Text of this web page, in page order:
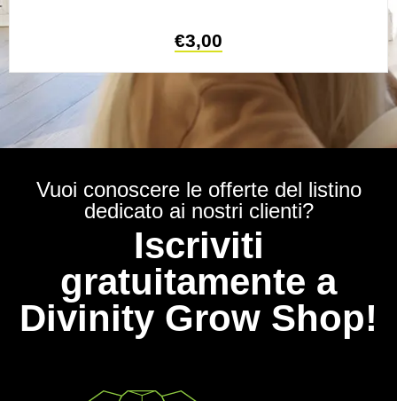
€3,00
Vuoi conoscere le offerte del listino
dedicato ai nostri clienti?
Iscriviti
gratuitamente a
Divinity Grow Shop!